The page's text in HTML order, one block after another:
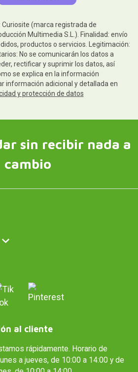
Curiosite (marca registrada de
Multimedia S.L.). Finalidad: envío
productos o servicios. Legitimación:
No se comunicarán los datos a
rectificar y suprimir los datos, así
se explica en la información
información adicional y detallada en
y protección de datos
sin recibir nada a
cambio
al cliente
rápidamente. Horario de
a jueves, de 10:00 a 14:00 y de